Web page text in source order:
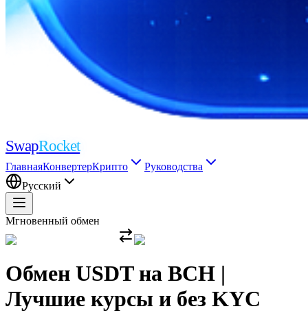
SwapRocket
ГлавнаяКонвертерКрипто
Руководства
Русский
Мгновенный обмен
Обмен USDT на BCH |
Лучшие курсы и без KYC